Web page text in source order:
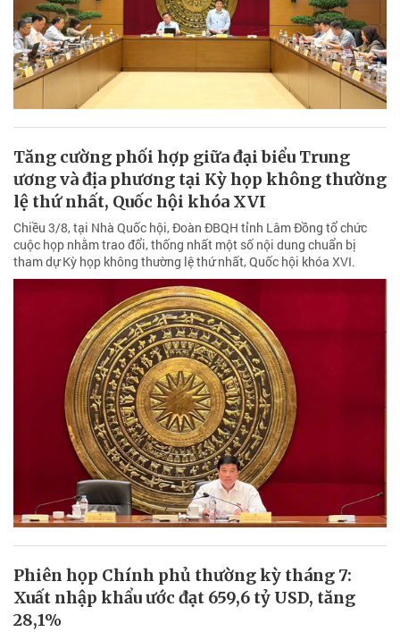
Tăng cường phối hợp giữa đại biểu Trung
ương và địa phương tại Kỳ họp không thường
lệ thứ nhất, Quốc hội khóa XVI
Chiều 3/8, tại Nhà Quốc hội, Đoàn ĐBQH tỉnh Lâm Đồng tổ chức
cuộc họp nhằm trao đổi, thống nhất một số nội dung chuẩn bị
tham dự Kỳ họp không thường lệ thứ nhất, Quốc hội khóa XVI.
Phiên họp Chính phủ thường kỳ tháng 7:
Xuất nhập khẩu ước đạt 659,6 tỷ USD, tăng
28,1%